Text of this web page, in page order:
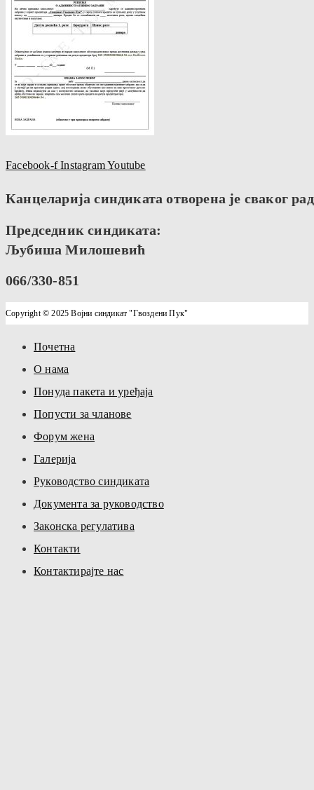
Facebook-f InstagramYoutube
Канцеларија синдиката отворена је сваког
Председник синдиката:
Љубиша Милошевић
066/330-851
Copyright © 2025 Војни синдикат "Гвоздени Пук"
Почетна
О нама
Понуда пакета и уређаја
Попусти за чланове
Форум жена
Галерија
Руководство синдиката
Документа за руководство
Законска регулатива
Контакти
Контактирајте нас